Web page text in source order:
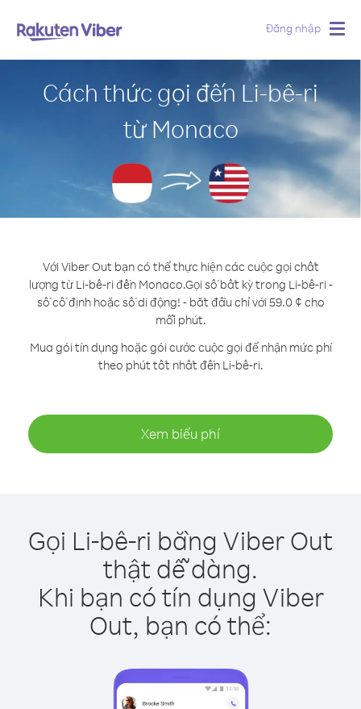
Đăng nhập
Cách thức gọi đến Li-bê-ri
từ Monaco
Với Viber Out bạn có thể thực hiện các cuộc gọi chất
lượng từ Li-bê-ri đến Monaco.Gọi số bất kỳ trong Li-bê-ri -
số cố định hoặc số di động! - bắt đầu chỉ với 59.0 ¢ cho
mỗi phút.
Mua gói tín dụng hoặc gói cước cuộc gọi để nhận mức phí
theo phút tốt nhất đến Li-bê-ri.
Xem biểu phí
Gọi Li-bê-ri bằng Viber Out
thật dễ dàng.
Khi bạn có tín dụng Viber
Out, bạn có thể: